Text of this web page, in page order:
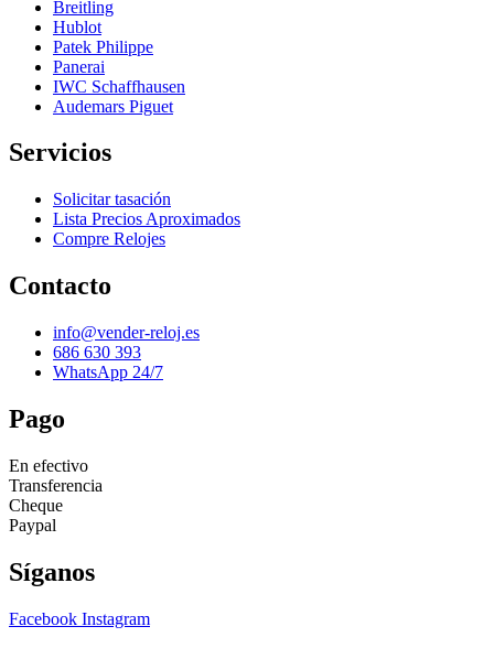
Breitling
Hublot
Patek Philippe
Panerai
IWC Schaffhausen
Audemars Piguet
Servicios
Solicitar tasación
Lista Precios Aproximados
Compre Relojes
Contacto
info@vender-reloj.es
686 630 393
WhatsApp 24/7
Pago
En efectivo
Transferencia
Cheque
Paypal
Síganos
Facebook Instagram